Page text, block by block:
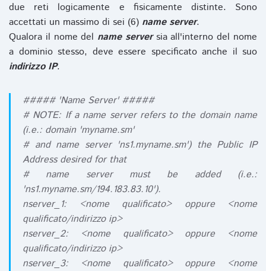
due reti logicamente e fisicamente distinte. Sono
accettati un massimo di sei (6) name server.
Qualora il nome del name serversia all'interno del nome
a dominio stesso, deve essere specificato anche il suo
indirizzo IP.
##### 'Name Server' #####
# NOTE: If a name server refers to the domain name
(i.e.: domain 'myname.sm'
# and name server 'ns1.myname.sm') the Public IP
Address desired for that
# name server must be added (i.e.:
'ns1.myname.sm/194.183.83.10').
nserver_1: <nome qualificato> oppure <nome
qualificato/indirizzo ip>
nserver_2: <nome qualificato> oppure <nome
qualificato/indirizzo ip>
nserver_3: <nome qualificato> oppure <nome